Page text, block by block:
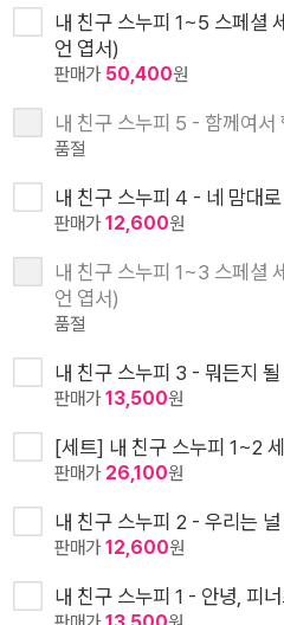
내 친구 스누피 1~5 스페셜
언 엽서)
판매가 50,400원
내 친구 스누피 5 - 함께여서
품절
내 친구 스누피 4 - 네 맘대
판매가12,600원
내 친구 스누피 1~3 스페셜
언 엽서)
품절
내 친구 스누피 3 - 뭐든지
판매가13,500원
[세트] 내 친구 스누피 1~2
판매가 26,100원
내 친구 스누피 2 - 우리는
판매가12,600원
내 친구 스누피 1 - 안녕, 피